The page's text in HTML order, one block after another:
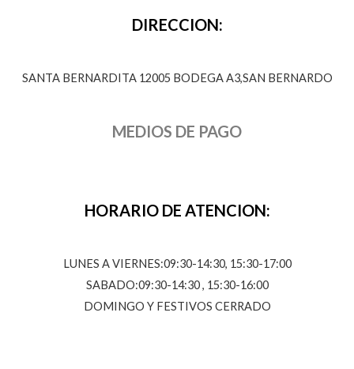
DIRECCION:
SANTA BERNARDITA 12005 BODEGA A3,SAN BERNARDO
MEDIOS DE PAGO
HORARIO DE ATENCION:
LUNES A VIERNES:09:30-14:30, 15:30-17:00
SABADO:09:30-14:30 , 15:30-16:00
DOMINGO Y FESTIVOS CERRADO